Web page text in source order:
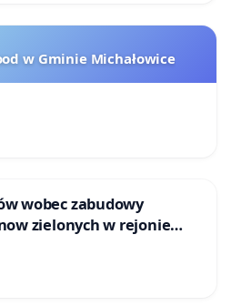
w Gminie Michałowice
wobec zabudowy
zielonych w rejonie
w Bielsku-Białej